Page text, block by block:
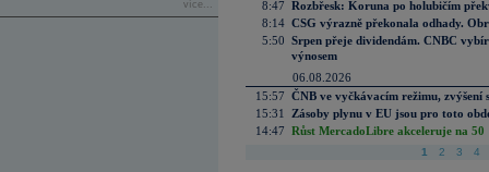
více...
8:47 Rozbřesk: Koruna po holubičím
8:14 CSG výrazně překonala odhady.
5:50 Srpen přeje dividendám. CNBC
výnosem
06.08.2026
15:57 ČNB ve vyčkávacím režimu, zvýšení
15:31
Zásoby plynu v EU jsou pro toto
14:47 Růst MercadoLibre akceleruje na
1 2 3 4